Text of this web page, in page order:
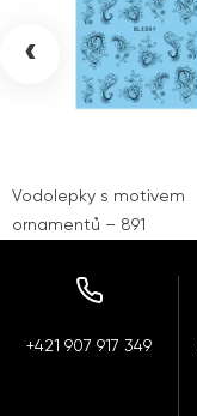
Vodolepky s motivem
ornamentů – 891
‹
+421 907 917 349